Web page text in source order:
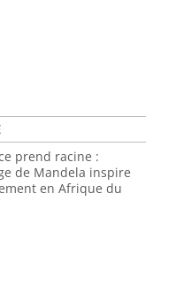
prend racine :
de Mandela inspire
en Afrique du